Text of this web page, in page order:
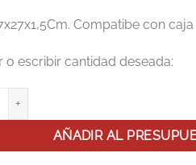
Compatibe con
AÑADIR AL